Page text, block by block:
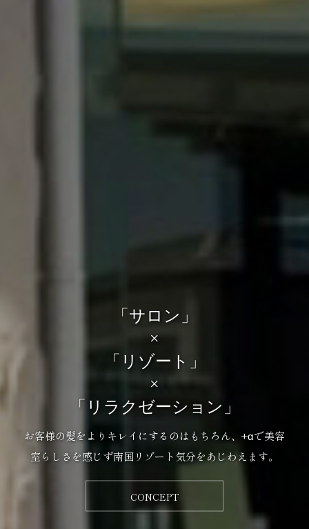
「サロン」
×
「リゾート」
×
「リラクゼーション」
お客様の髪をよりキレイにするのはもちろん、+αで美容
室らしさを感じず南国リゾート気分をあじわえます。
CONCEPT